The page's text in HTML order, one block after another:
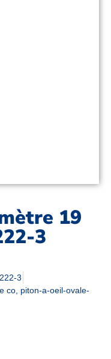
19
3
3
co piton-a-oeil-ovale-